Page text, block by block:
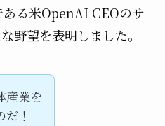
ある米OpenAI CEOのサ
野望を表明しました。
産業を
！